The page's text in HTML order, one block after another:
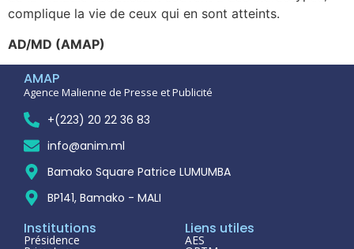
complique la vie de ceux qui en sont atteints.
AD/MD (AMAP)
AMAP
Agence Malienne de Presse et Publicité
+(223) 20 22 36 83
info@anim.ml
Bamako Square Patrice LUMUMBA
BP141, Bamako - MALI
Institutions
Présidence
Liens utiles
AES